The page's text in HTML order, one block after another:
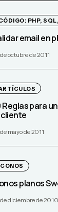
PHP,
email en
octubre de 2011
Reglas para
cliente
mayo de 2011
ICONOS
planos
diciembre de 2010